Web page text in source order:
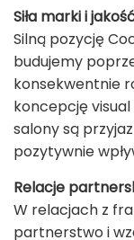
Siła marki i
Silną pozycję
budujemy
konsekwentnie
koncepcję
salony są
pozytywnie
Relacje
W relacjach z
partnerstwo i